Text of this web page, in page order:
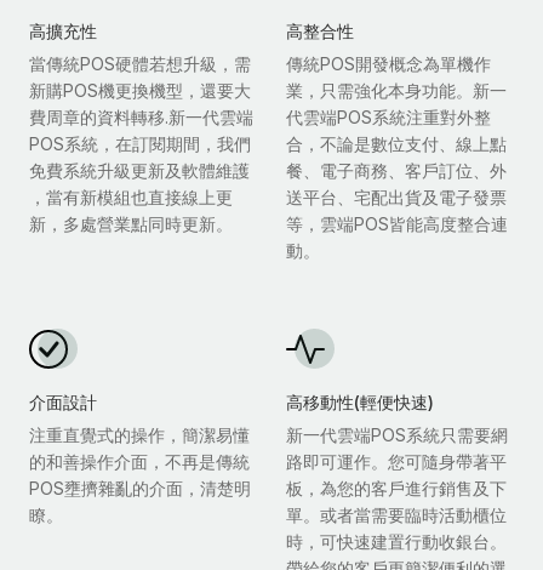
高擴充性
當傳統POS硬體若想升級，需
新購POS機更換機型，還要大
費周章的資料轉移.新一代雲端
POS系統，在訂閱期間，我們
免費系統升級更新及軟體維護
，當有新模組也直接線上更
新，多處營業點同時更新。
高整合性
傳統POS開發概念為單機作
業，只需強化本身功能。新一
代雲端POS系統注重對外整
合，不論是數位支付、線上點
餐、電子商務、客戶訂位、外
送平台、宅配出貨及電子發票
等，雲端POS皆能高度整合連
動。
介面設計
注重直覺式的操作，簡潔易懂
的和善操作介面，不再是傳統
POS壅擠雜亂的介面，清楚明
瞭。
高移動性(輕便快速)
新一代雲端POS系統只需要網
路即可運作。您可隨身帶著平
板，為您的客戶進行銷售及下
單。或者當需要臨時活動櫃位
時，可快速建置行動收銀台。